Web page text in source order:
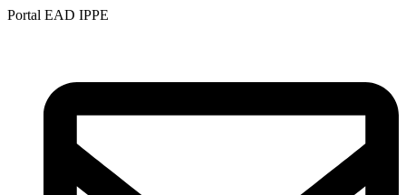
Portal EAD IPPE